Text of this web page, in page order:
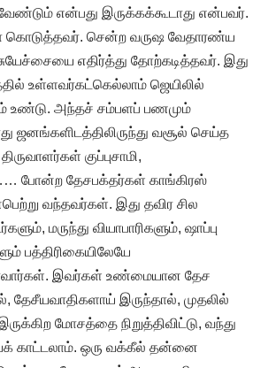
என்பது இருக்கக்கூடாது என்பவர்.
கொடுத்தவர். சென்ற வருஷ வேதாரண்ய
எதிர்த்து தோற்கடித்தவர். இது
உள்ளவர்கட்கெல்லாம் ஜெயிலில்
உண்டு. அந்தச் சம்பளப் பணமும்
ஜனங்களிடத்திலிருந்து வசூல் செய்த
குப்புசாமி,
தேசபக்தர்கள் காங்கிரஸ்
வந்தவர்கள். இது தவிர சில
மருந்து வியாபாரிகளும், ஷாப்பு
பத்திரிகையிலேயே
இவர்கள் உண்மையான தேச
தேசீயவாதிகளாய் இருந்தால், முதலில்
மோசத்தை நிறுத்திவிட்டு, வந்து
காட்டலாம். ஒரு வக்கீல் தன்னை